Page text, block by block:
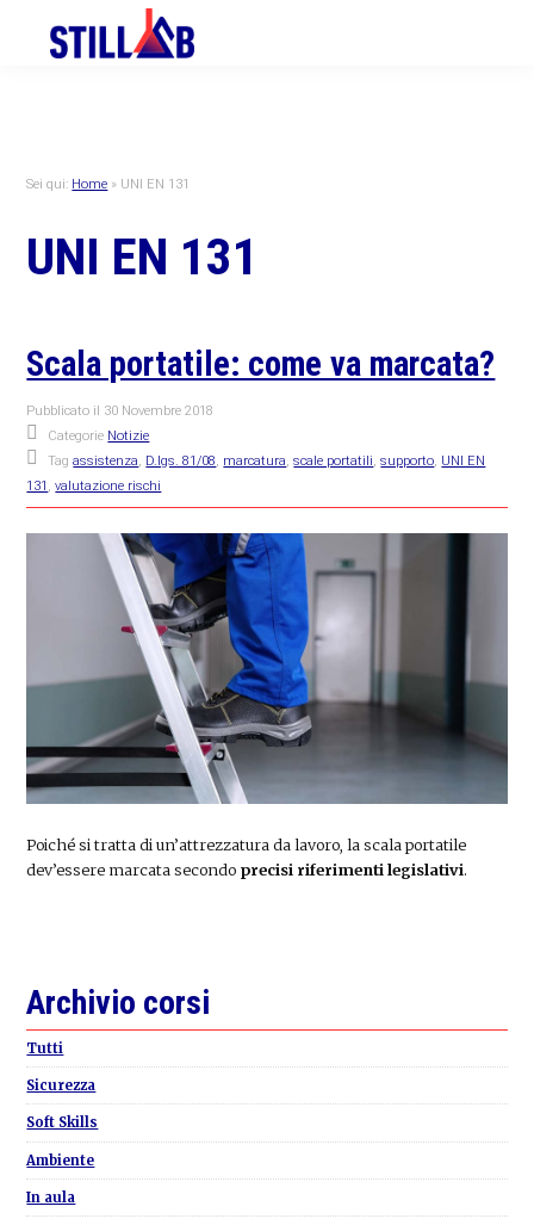
primary
primary
Sei qui: Home » UNI EN 131
UNI EN 131
Scala portatile: come va marcata?
Pubblicato il 30 Novembre 2018
Categorie Notizie
Tagassistenza D.lgs. 81/08 marcatura ,scale portatili ,supporto UNI EN
131
,valutazione rischi
Poiché si tratta di un’attrezzatura da lavoro, la scala portatile
dev’essere marcata secondo precisi riferimenti legislativi.
Primary
Sidebar
Archivio corsi
Tutti
Sicurezza
Soft Skills
Ambiente
In aula